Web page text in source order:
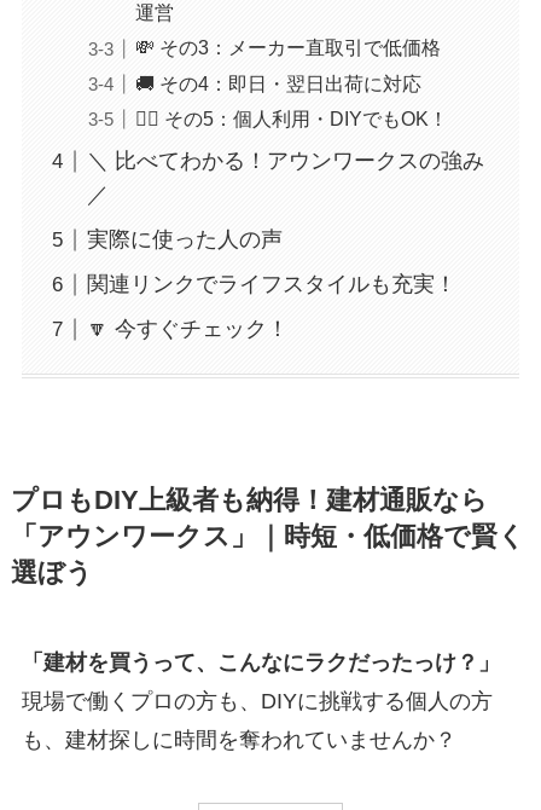
運営
💸 その3：メーカー直取引で低価格
🚚 その4：即日・翌日出荷に対応
🙆‍♂️ その5：個人利用・DIYでもOK！
＼ 比べてわかる！アウンワークスの強み
／
実際に使った人の声
関連リンクでライフスタイルも充実！
🔽 今すぐチェック！
プロもDIY上級者も納得！建材通販なら
「アウンワークス」｜時短・低価格で賢く
選ぼう
「建材を買うって、こんなにラクだったっけ？」
現場で働くプロの方も、DIYに挑戦する個人の方
も、建材探しに時間を奪われていませんか？